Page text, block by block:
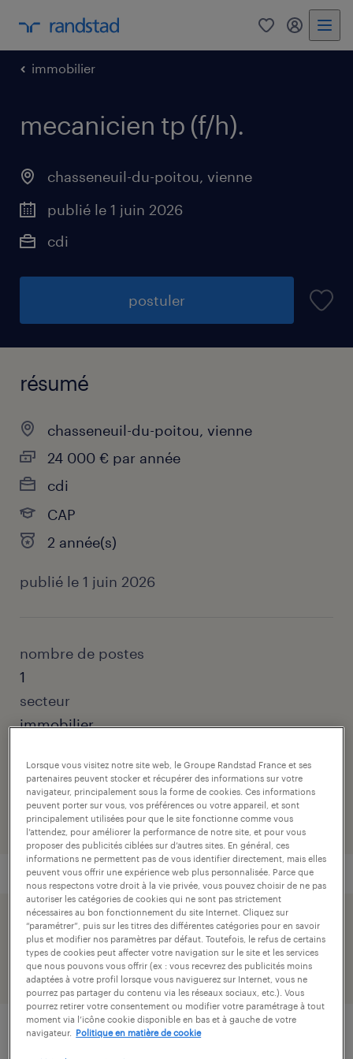
0 mon
immobilier
mecanicien tp (f/h).
chasseneuil-du-poitou, vienne
publié le 1 juin 2026
cdi
postuler
résumé
chasseneuil-du-poitou, vienne
24 000 € par année
cdi
CAP
2 année(s)
publié le 1 juin 2026
nombre de postes
1
secteur
immobilier
numéro de référence
001-PB-R000503_03R
postuler simplement avec votre profil linkedin.
Lorsque vous visitez notre site web, le Groupe Randstad France et ses
partenaires peuvent stocker et récupérer des informations sur votre
navigateur, principalement sous la forme de cookies. Ces informations
peuvent porter sur vous, vos préférences ou votre appareil, et sont
principalement utilisées pour que le site fonctionne comme vous
l’attendez, pour améliorer la performance de notre site, et pour vous
proposer des publicités ciblées sur d’autres sites. En général, ces
informations ne permettent pas de vous identifier directement, mais elles
peuvent vous offrir une expérience web plus personnalisée. Parce que
nous respectons votre droit à la vie privée, vous pouvez choisir de ne pas
autoriser les catégories de cookies qui ne sont pas strictement
nécessaires au bon fonctionnement du site Internet. Cliquez sur
“paramétrer”, puis sur les titres des différentes catégories pour en savoir
plus et modifier nos paramètres par défaut. Toutefois, le refus de certains
types de cookies peut affecter votre navigation sur le site et les services
que nous pouvons vous offrir (ex : vous recevrez des publicités moins
adaptées à votre profil lorsque vous naviguerez sur Internet, vous ne
pourrez pas partager du contenu via les réseaux sociaux, etc.). Vous
pourrez retirer votre consentement ou modifier votre paramétrage à tout
moment via l’icône cookie disponible en bas et à gauche de votre
navigateur.
Politique en matière de cookie